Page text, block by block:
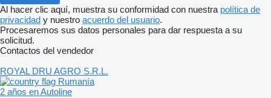
Al hacer clic aquí, muestra su conformidad con nuestra política de
privacidad y nuestro acuerdo del usuario.
Procesaremos sus datos personales para dar respuesta a su
solicitud.
Contactos del vendedor
ROYAL DRU AGRO S.R.L.
Rumanía
2 años en Autoline